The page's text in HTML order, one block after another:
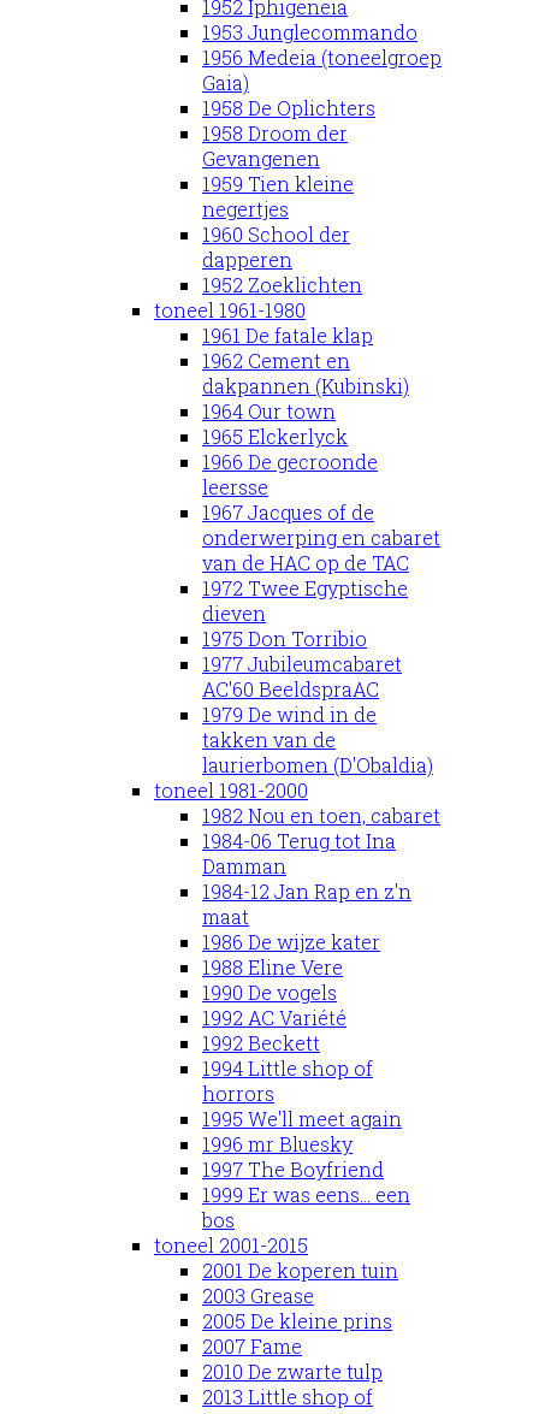
1952 Iphigeneia
1953 Junglecommando
1956 Medeia (toneelgroep
Gaia)
1958 De Oplichters
1958 Droom der
Gevangenen
1959 Tien kleine
negertjes
1960 School der
dapperen
1952 Zoeklichten
toneel 1961-1980
1961 De fatale klap
1962 Cement en
dakpannen (Kubinski)
1964 Our town
1965 Elckerlyck
1966 De gecroonde
leersse
1967 Jacques of de
onderwerping en cabaret
van de HAC op de TAC
1972 Twee Egyptische
dieven
1975 Don Torribio
1977 Jubileumcabaret
AC'60 BeeldspraAC
1979 De wind in de
takken van de
laurierbomen (D'Obaldia)
toneel 1981-2000
1982 Nou en toen, cabaret
1984-06 Terug tot Ina
Damman
1984-12 Jan Rap en z'n
maat
1986 De wijze kater
1988 Eline Vere
1990 De vogels
1992 AC Variété
1992 Beckett
1994 Little shop of
horrors
1995 We'll meet again
1996 mr Bluesky
1997 The Boyfriend
1999 Er was eens... een
bos
toneel 2001-2015
2001 De koperen tuin
2003 Grease
2005 De kleine prins
2007 Fame
2010 De zwarte tulp
2013 Little shop of